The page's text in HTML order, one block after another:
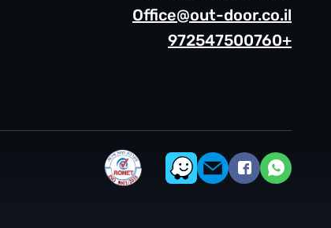
Office@out-door.co.il
+972547500760